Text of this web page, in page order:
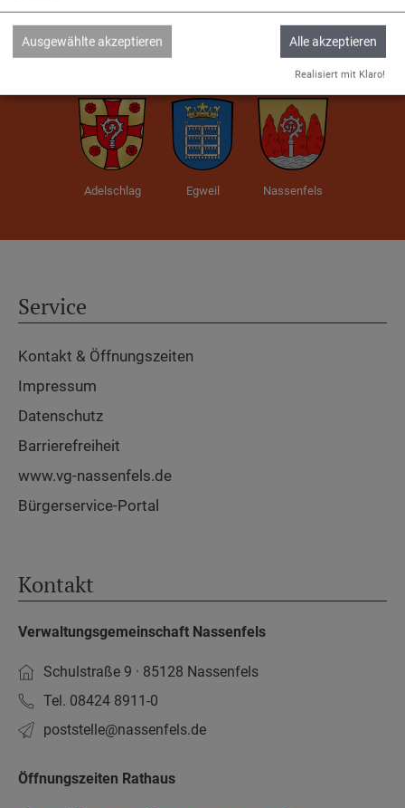
Verwaltungsgemeinschaft
Nassenfels, Adelschlag, Egweil.
Adelschlag Egweil Nassenfels
Service
Kontakt & Öffnungszeiten
Impressum
Datenschutz
Barrierefreiheit
www.vg-nassenfels.de
Bürgerservice-Portal
Kontakt
Verwaltungsgemeinschaft Nassenfels
Schulstraße 9 · 85128 Nassenfels
Tel. 08424 8911-0
poststelle­@nassenfels.de
Öffnungszeiten Rathaus
Ausgewählte akzeptieren Alle akzeptieren
Realisiert mit Klaro!